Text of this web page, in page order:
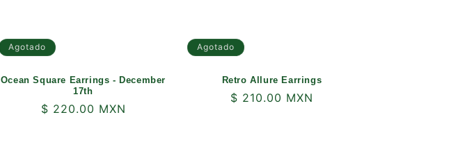
Agotado
Ocean Square Earrings - December
17th
Precio
$ 220.00 MXN
Agotado
Retro Allure Earrings
Precio
$ 210.00 MXN